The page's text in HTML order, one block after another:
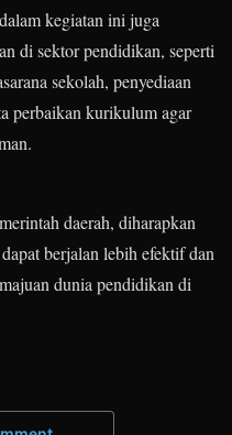
kegiatan ini juga
di sektor pendidikan, seperti
sekolah, penyediaan
perbaikan kurikulum agar
daerah, diharapkan
berjalan lebih efektif dan
dunia pendidikan di